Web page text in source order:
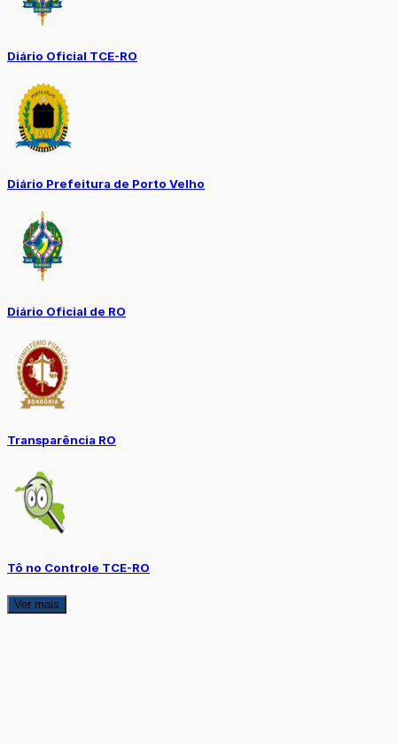
Diário Oficial TCE-RO
Diário Prefeitura de Porto Velho
Diário Oficial de RO
Transparência RO
Tô no Controle TCE-RO
Ver mais